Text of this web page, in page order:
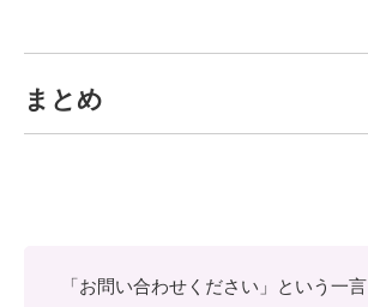
まとめ
「お問い合わせください」という一言